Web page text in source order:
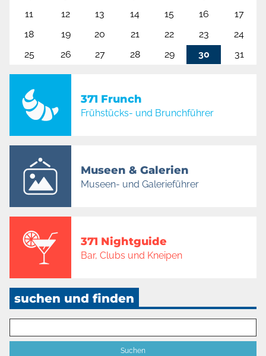
11
12 13 14 15 16
17
18
19 20 21 22 23
24
25
26 27 28 29 30 31
371 Frunch
Frühstücks- und Brunchführer
Museen & Galerien
Museen- und Galerieführer
371 Nightguide
Bar, Clubs und Kneipen
suchen und finden